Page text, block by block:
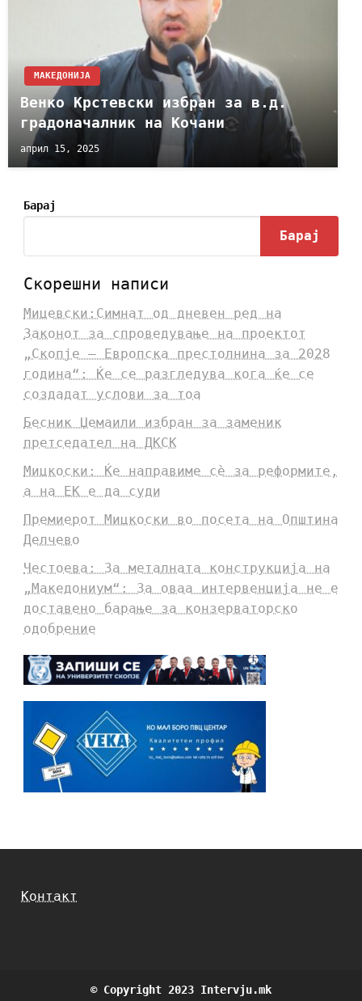
МАКЕДОНИЈА
Венко Крстевски избран за в.д.
градоначалник на Кочани
април 15, 2025
Барај
Барај
Скорешни написи
Мицевски:Симнат од дневен ред на
Законот за спроведување на проектот
„Скопје – Европска престолнина за 2028
година“: Ќе се разгледува кога ќе се
создадат услови за тоа
Бесник Џемаили избран за заменик
претседател на ДКСК
Мицкоски: Ќе направиме сè за реформите,
а на ЕК е да суди
Премиерот Мицкоски во посета на Општина
Делчево
Честоева: За металната конструкција на
„Македониум“: За оваа интервенција не е
доставено барање за конзерваторско
одобрение
Контакт
© Copyright 2023 Intervju.mk